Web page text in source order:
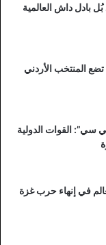
بادل داش العالمية
المنتخب الأردني
سي”: القوات الدولية
في إنهاء حرب غزة